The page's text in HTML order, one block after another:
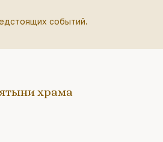
событий.
храма